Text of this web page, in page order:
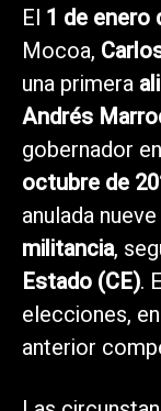
El 1 de enero
Mocoa,
una primera
Andrés
gobernador
octubre de
anulada
militancia,
Estado (CE).
elecciones,
anterior